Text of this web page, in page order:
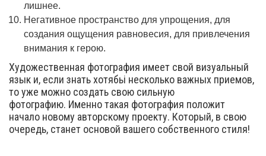
лишнее.
Негативное пространство для упрощения, для
создания ощущения равновесия, для привлечения
внимания к герою.
Художественная фотография имеет свой визуальный
язык и, если знать хотябьі несколько важных приемов,
то уже можно создать свою сильную
фотографию. Именно такая фотография положит
начало новому авторскому проекту. Который, в свою
очередь, станет основой вашего собственного стиля!